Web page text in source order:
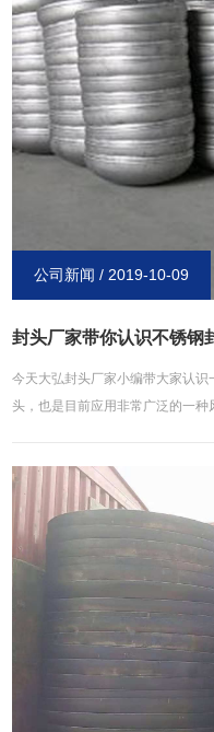
公司新闻 / 2019-10-09
封头厂家带你认识不锈钢
今天大弘封头厂家小编带大家认
头，也是目前应用非常广泛的一种
锈钢封头主要由不锈钢、合金钢
还有气体的介质。在形状上，不
形、椭圆形、锥壳、球冠型、平
似的。在产品特点上，不锈钢封
高温性能尤为突出，此外其制作
强度更高，是目前的主要封头产
备中，诸如储罐、锅炉、反应釜
用非常广发的一种封头类型了。